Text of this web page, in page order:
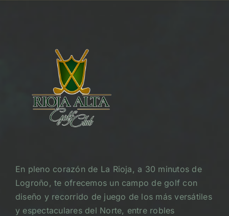
En pleno corazón de La Rioja, a 30 minutos de
Logroño, te ofrecemos un campo de golf con
diseño y recorrido de juego de los más versátiles
y espectaculares del Norte, entre robles